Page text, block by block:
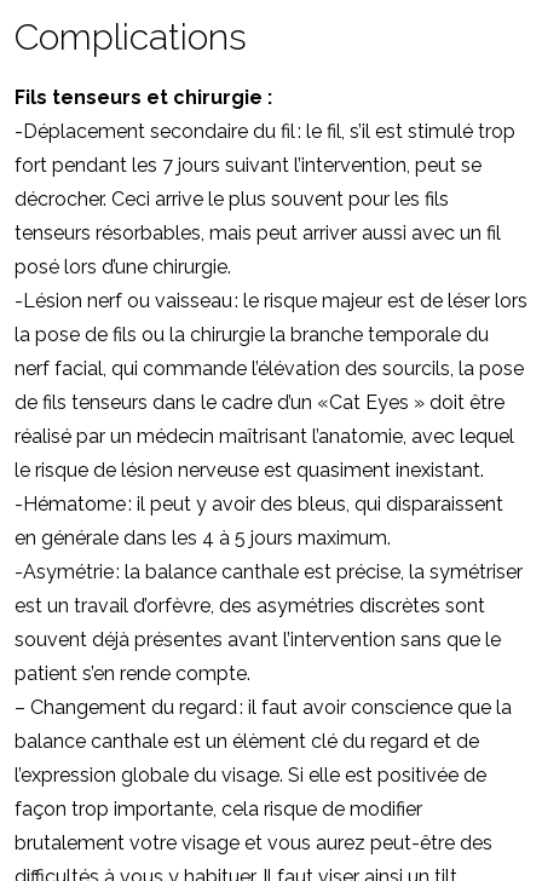
Complications
Fils tenseurs et chirurgie :
-Déplacement secondaire du fil : le fil, s’il est stimulé trop
fort pendant les 7 jours suivant l’intervention, peut se
décrocher. Ceci arrive le plus souvent pour les fils
tenseurs résorbables, mais peut arriver aussi avec un fil
posé lors d’une chirurgie.
-Lésion nerf ou vaisseau : le risque majeur est de léser lors
la pose de fils ou la chirurgie la branche temporale du
nerf facial, qui commande l’élévation des sourcils, la pose
de fils tenseurs dans le cadre d’un «Cat Eyes » doit être
réalisé par un médecin maîtrisant l’anatomie, avec lequel
le risque de lésion nerveuse est quasiment inexistant.
-Hématome : il peut y avoir des bleus, qui disparaissent
en générale dans les 4 à 5 jours maximum.
-Asymétrie : la balance canthale est précise, la symétriser
est un travail d’orfèvre, des asymétries discrètes sont
souvent déjà présentes avant l’intervention sans que le
patient s’en rende compte.
– Changement du regard : il faut avoir conscience que la
balance canthale est un élèment clé du regard et de
l’expression globale du visage. Si elle est positivée de
façon trop importante, cela risque de modifier
brutalement votre visage et vous aurez peut-être des